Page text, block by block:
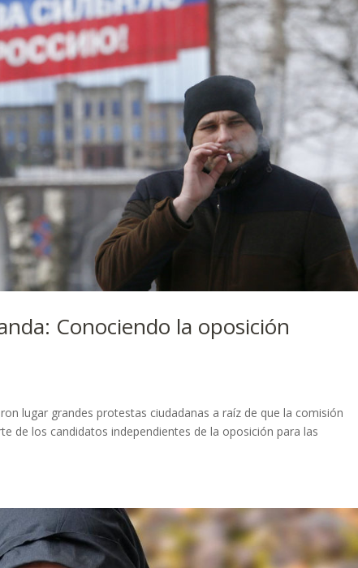
Conociendo la oposición
lugar grandes protestas ciudadanas a raíz de que la comisión
de los candidatos independientes de la oposición para las